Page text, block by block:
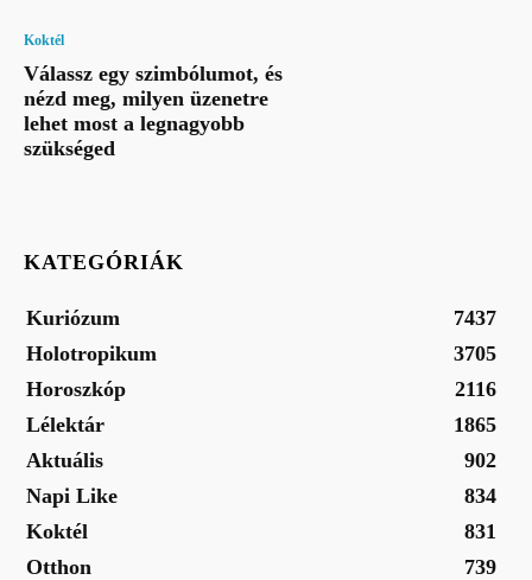
Koktél
Válassz egy szimbólumot, és
nézd meg, milyen üzenetre
lehet most a legnagyobb
szükséged
KATEGÓRIÁK
Kuriózum
7437
Holotropikum
3705
Horoszkóp
2116
Lélektár
1865
Aktuális
902
Napi Like
834
Koktél
831
Otthon
739